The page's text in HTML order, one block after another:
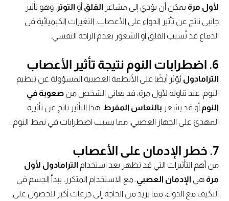
لأول مرةيمكن أن يؤدي إلى مشاعرالقلقأوالتوتر، وهو تأثير
جانبي ناتج عن تأثير الدواء على الأعصاب. التغيرات الكيميائية في
الدماغ قد تُسبب القلق أو الشعور بعدم الراحة النفسي.
6. اضطرابات النوم نتيجة تأثير الأعصاب
الترامادول يُؤثر أيضًا على الأنظمة العصبية المسؤولة عن تنظيم
النوم. عند تناوله لأول مرة، قد يعاني الشخص منصعوبة في
النومأو قد يشعربالنعاس المفرط. هذا التأثير ناتج عن تأثيره
المهدئ على الجهاز العصبي، مما يسبب اضطرابات في نمط النوم.
7. خطر الإدمان على الأعصاب
من أهم التأثيرات التي قد تظهر بعد استخدامالترامادول لأول
مرةهي الإدمان العصبي . مع الاستخدام المتكرر، يبدأ الجسم في
التكيف مع الدواء، مما يزيد من الحاجة إلى جرعات أكبر للحصول على